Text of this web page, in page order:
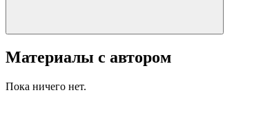
Материалы с автором
Пока ничего нет.